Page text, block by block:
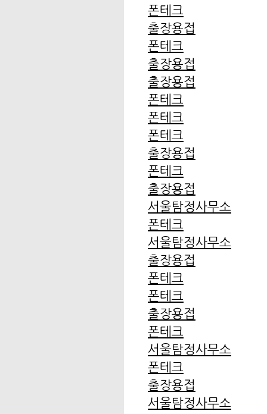
폰테크
출장용접
폰테크
출장용접
출장용접
폰테크
폰테크
폰테크
출장용접
폰테크
출장용접
서울탐정사무소
폰테크
서울탐정사무소
출장용접
폰테크
폰테크
출장용접
폰테크
서울탐정사무소
폰테크
출장용접
서울탐정사무소